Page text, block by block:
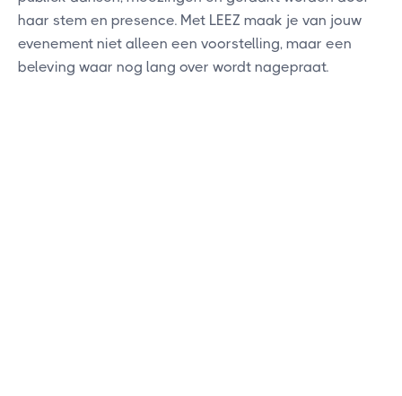
haar stem en presence. Met LEEZ maak je van jouw
evenement niet alleen een voorstelling, maar een
beleving waar nog lang over wordt nagepraat.